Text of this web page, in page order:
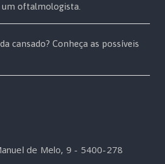
oftalmologista.
cansado? Conheça as possíveis
de Melo, 9 - 5400-278